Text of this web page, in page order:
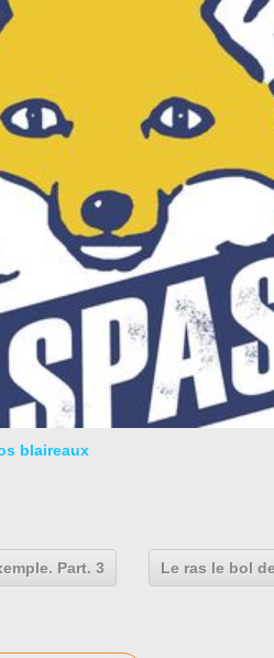
blaireaux
Part. 3 Le ras le bol